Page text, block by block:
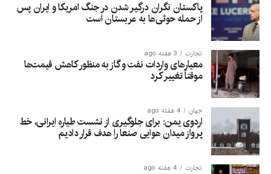
پاکستان نگران درگیر شدن در جنگ امریکا و ایران پس
از حمله حوثی‌ها به عربستان است
تجارت 3 هفته ago
معیارهای واردات نفت و گاز به منظور کاهش قیمت‌ها
موقتاً تغییر کرد
جهان 4 هفته ago
اردوی یمن: برای جلوگیری از نشست طیاره ایرانی، خط
پرواز میدان هوایی صنعا را هدف قرار دادیم
تجارت 4 هفته ago